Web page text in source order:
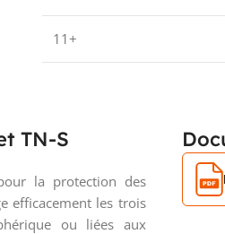
11+
TN-S
la protection des
efficacement les trois
ou liées aux